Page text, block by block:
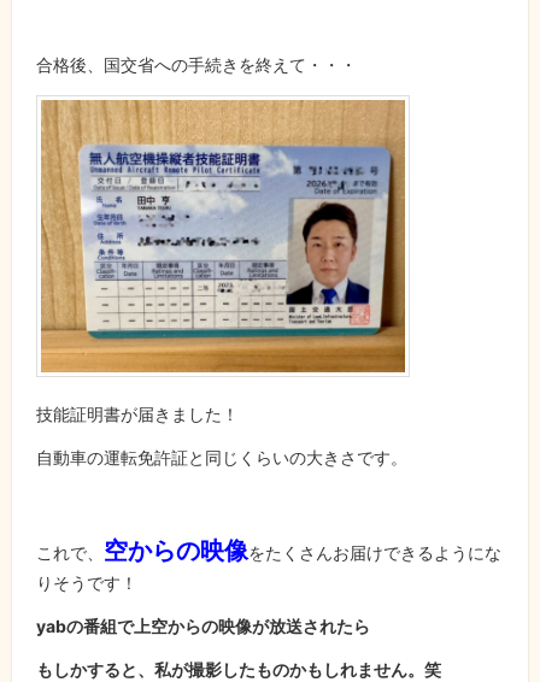
合格後、国交省への手続きを終えて・・・
技能証明書が届きました！
自動車の運転免許証と同じくらいの大きさです。
これで、 空からの映像をたくさんお届けできるようにな
りそうです！
yabの番組で上空からの映像が放送されたら
もしかすると、私が撮影したものかもしれません。笑